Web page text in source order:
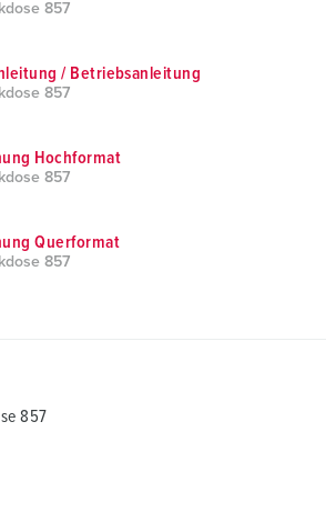
857
/ Betriebsanleitung
857
Hochformat
857
Querformat
857
857